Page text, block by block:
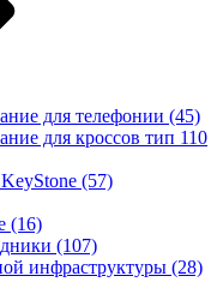
для телефонии (45)
для кроссов тип 110
(57)
(16)
(107)
инфраструктуры (28)